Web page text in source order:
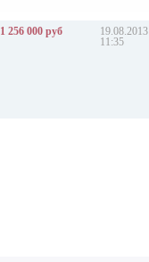
19.08.2013
11:35
1 256 000 руб